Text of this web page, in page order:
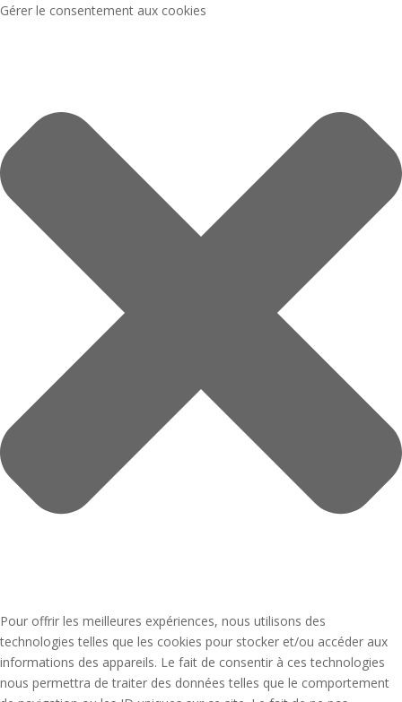
Gérer le consentement aux cookies
Pour offrir les meilleures expériences, nous utilisons des
technologies telles que les cookies pour stocker et/ou accéder aux
informations des appareils. Le fait de consentir à ces technologies
nous permettra de traiter des données telles que le comportement